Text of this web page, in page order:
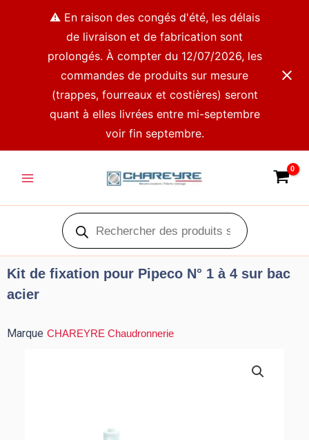
⚠️ En raison des congés d'été, les délais
de livraison et de fabrication sont
prolongés. À compter du 12/07/2026, les
commandes de produits sur mesure
(trappes, fourreaux et costières) seront
quant à elles livrées entre mi-septembre
voir fin septembre.
Recherche
de
produits
Kit de fixation pour Pipeco N° 1 à 4 sur bac
acier
Marque CHAREYRE Chaudronnerie